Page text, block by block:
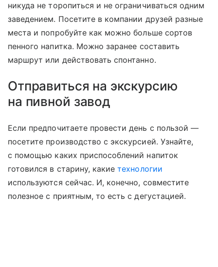
никуда не торопиться и не ограничиваться одним
заведением. Посетите в компании друзей разные
места и попробуйте как можно больше сортов
пенного напитка. Можно заранее составить
маршрут или действовать спонтанно.
Отправиться на экскурсию
на пивной завод
Если предпочитаете провести день с пользой —
посетите производство с экскурсией. Узнайте,
с помощью каких приспособлений напиток
готовился в старину, какиетехнологии
используются сейчас. И, конечно, совместите
полезное с приятным, то есть с дегустацией.